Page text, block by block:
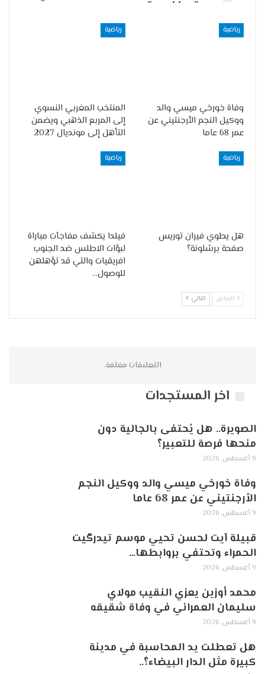
رياضية
وفاة خورخي ميسي والد
ووكيل النجم الأرجنتيني عن
عمر 68 عاما
رياضية
المنتخب المغربي النسوي
إلى المربع الذهبي ويضمن
التأهل إلى مونديال 2027
رياضية
هل يطوي فيران توريس
صفحة برشلونة؟
رياضية
فيلدا يكشف مفاجآت مباراة
لبؤات الاطلس ضد الجنوب
افريقيات والتي قد تؤهلهن
للوصول…
السابق التالي
التعليقات مغلقة.
اخر المستجدات
الصويرة.. هل يُحتفى بالجالية دون
منحها فرصة للتعبير؟
9 أغسطس, 2026
وفاة خورخي ميسي والد ووكيل النجم
الأرجنتيني عن عمر 68 عاما
9 أغسطس, 2026
قبيلة آيت لحسن تحيي موسم تيدرگيت
الحمراء وتحتفي بروابطها…
9 أغسطس, 2026
محمد أوزين يعزي النقيب مولاي
سليمان العمراني في وفاة شقيقه
9 أغسطس, 2026
هل تعطلت يد المحاسبة في مدينة
كبيرة مثل الدار البيضاء؟..